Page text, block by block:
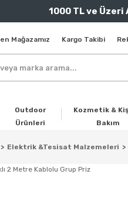
1000 TL ve Üzeri
Mağazamız Kargo Takibi
Outdoor
Ürünleri
Kozmetik &
Bakım
Elektrik &Tesisat Malzemeleri